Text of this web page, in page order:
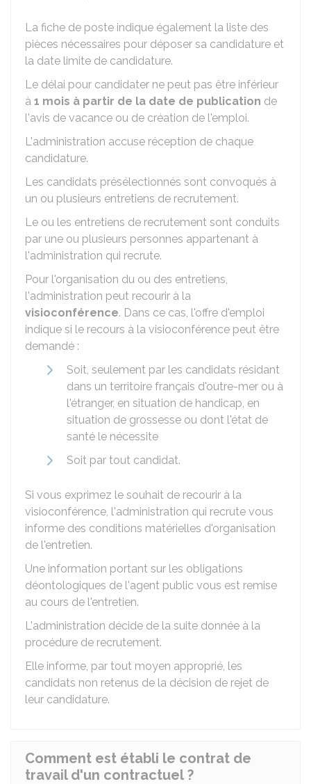
La fiche de poste indique également la liste des
pièces nécessaires pour déposer sa candidature et
la date limite de candidature.
Le délai pour candidater ne peut pas être inférieur
à 1 mois à partir de la date de publication de
l'avis de vacance ou de création de l'emploi.
L'administration accuse réception de chaque
candidature.
Les candidats présélectionnés sont convoqués à
un ou plusieurs entretiens de recrutement.
Le ou les entretiens de recrutement sont conduits
par une ou plusieurs personnes appartenant à
l'administration qui recrute.
Pour l'organisation du ou des entretiens,
l'administration peut recourir à la
visioconférence. Dans ce cas, l'offre d'emploi
indique si le recours à la visioconférence peut être
demandé :
Soit, seulement par les candidats résidant
dans un territoire français d'outre-mer ou à
l'étranger, en situation de handicap, en
situation de grossesse ou dont l'état de
santé le nécessite
Soit par tout candidat.
Si vous exprimez le souhait de recourir à la
visioconférence, l'administration qui recrute vous
informe des conditions matérielles d'organisation
de l'entretien.
Une information portant sur les obligations
déontologiques de l'agent public vous est remise
au cours de l'entretien.
L'administration décide de la suite donnée à la
procédure de recrutement.
Elle informe, par tout moyen approprié, les
candidats non retenus de la décision de rejet de
leur candidature.
Comment est établi le contrat de
travail d'un contractuel ?